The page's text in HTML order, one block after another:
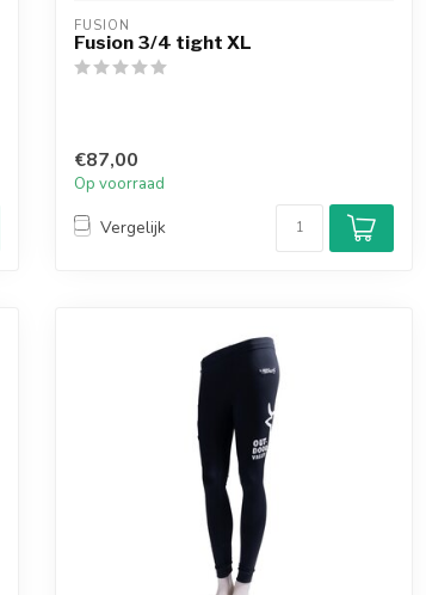
FUSION
Fusion 3/4 tight XL
€87,00
Op voorraad
Vergelijk